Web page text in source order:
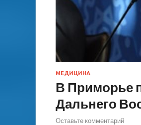
МЕДИЦИНА
В Приморье
Дальнего
Оставьте комментарий